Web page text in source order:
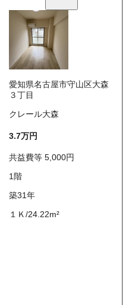
愛知県名古屋市守山区大森
３丁目
クレール大森
3.7万円
共益費等5,000円
1階
築31年
１Ｋ/24.22m²